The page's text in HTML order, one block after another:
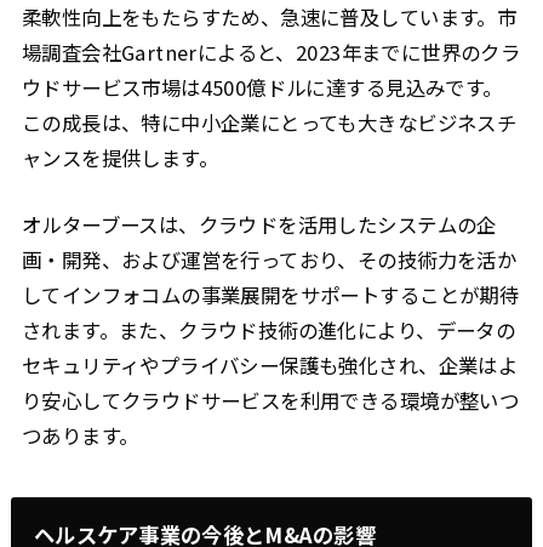
柔軟性向上をもたらすため、急速に普及しています。市
場調査会社Gartnerによると、2023年までに世界のクラ
ウドサービス市場は4500億ドルに達する見込みです。
この成長は、特に中小企業にとっても大きなビジネスチ
ャンスを提供します。
オルターブースは、クラウドを活用したシステムの企
画・開発、および運営を行っており、その技術力を活か
してインフォコムの事業展開をサポートすることが期待
されます。また、クラウド技術の進化により、データの
セキュリティやプライバシー保護も強化され、企業はよ
り安心してクラウドサービスを利用できる環境が整いつ
つあります。
ヘルスケア事業の今後とM&Aの影響